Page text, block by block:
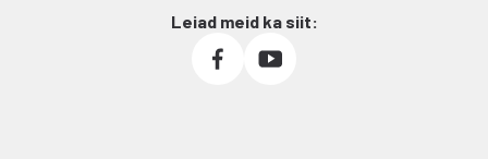
Leiad meid ka siit: